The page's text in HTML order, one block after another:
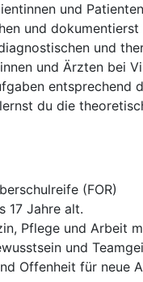
und
und dokumentierst
und
und Ärzten bei
entsprechend
du die
(FOR)
17 Jahre alt.
Pflege und Arbeit
und
Offenheit für neue